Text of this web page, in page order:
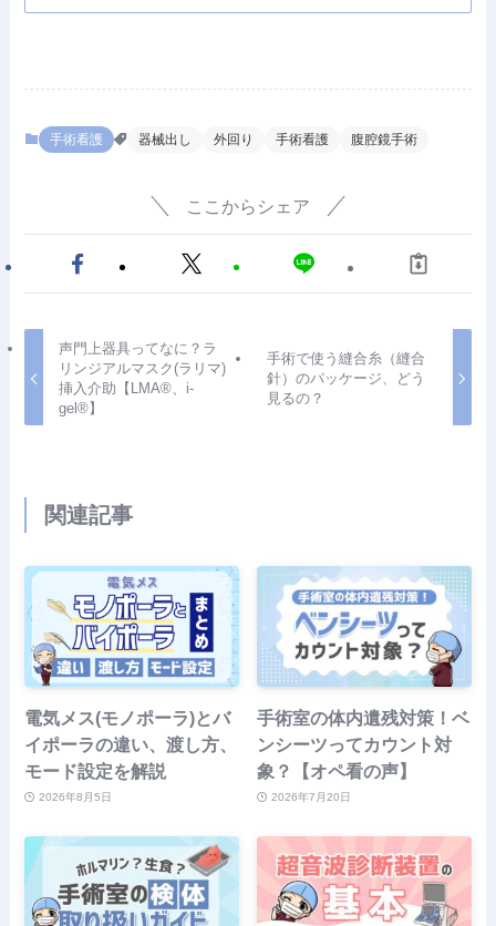
手術看護 器械出し 外回り 手術看護 腹腔鏡手術
ここからシェア
声門上器具ってなに？ラ
リンジアルマスク(ラリマ)
挿入介助【LMA®、i-
gel®】
手術で使う縫合糸（縫合
針）のパッケージ、どう
見るの？
関連記事
電気メス(モノポーラ)とバ
イポーラの違い、渡し方、
モード設定を解説
2026年8月5日
手術室の体内遺残対策！ベ
ンシーツってカウント対
象？【オペ看の声】
2026年7月20日